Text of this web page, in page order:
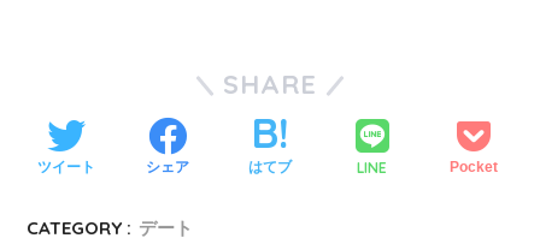
SHARE
ツイート シェア はてブ LINE Pocket
CATEGORY : デート